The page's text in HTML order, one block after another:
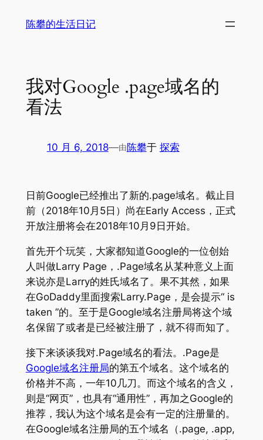
陈攀的生活日记
我对Google .page域名的
看法
10 月 6, 2018—由陈攀于 探索
日前Google已经推出了新的.page域名。截止目
前（2018年10月5日）尚在Early Access，正式
开放注册将会在2018年10月9日开始。
首先开个玩笑，大家都知道Google的一位创始
人叫做Larry Page，.Page域名从某种意义上面
来说亦是Larry的姓氏域名了。果不其然，如果
在GoDaddy里面搜索Larry.Page，是会提示“ is
taken ”的。至于是Google域名注册局将这个域
名保留了或者是已经被注册了，就不得而知了。
接下来谈谈我对.Page域名的看法。.Page是
Google域名注册局的第五个域名。这个域名的
价格并不高，一年10几刀。而这个域名的含义，
则是“网页”，也具有“通用性”，再加之Google的
推荐，我认为这个域名是会有一定的注册量的。
在Google域名注册局的五个域名（.page, .app,